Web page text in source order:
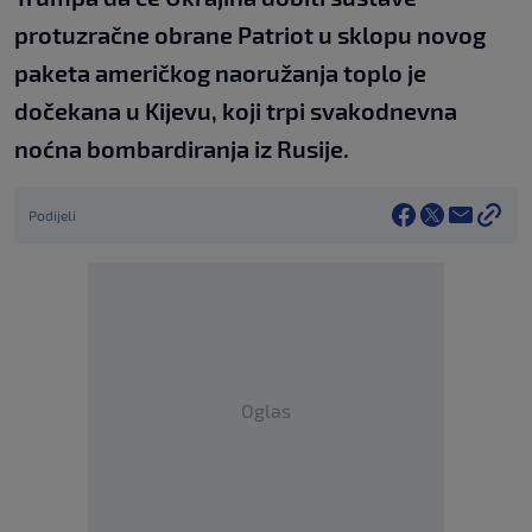
protuzračne obrane Patriot u sklopu novog
paketa američkog naoružanja toplo je
dočekana u Kijevu, koji trpi svakodnevna
noćna bombardiranja iz Rusije.
Podijeli
Oglas